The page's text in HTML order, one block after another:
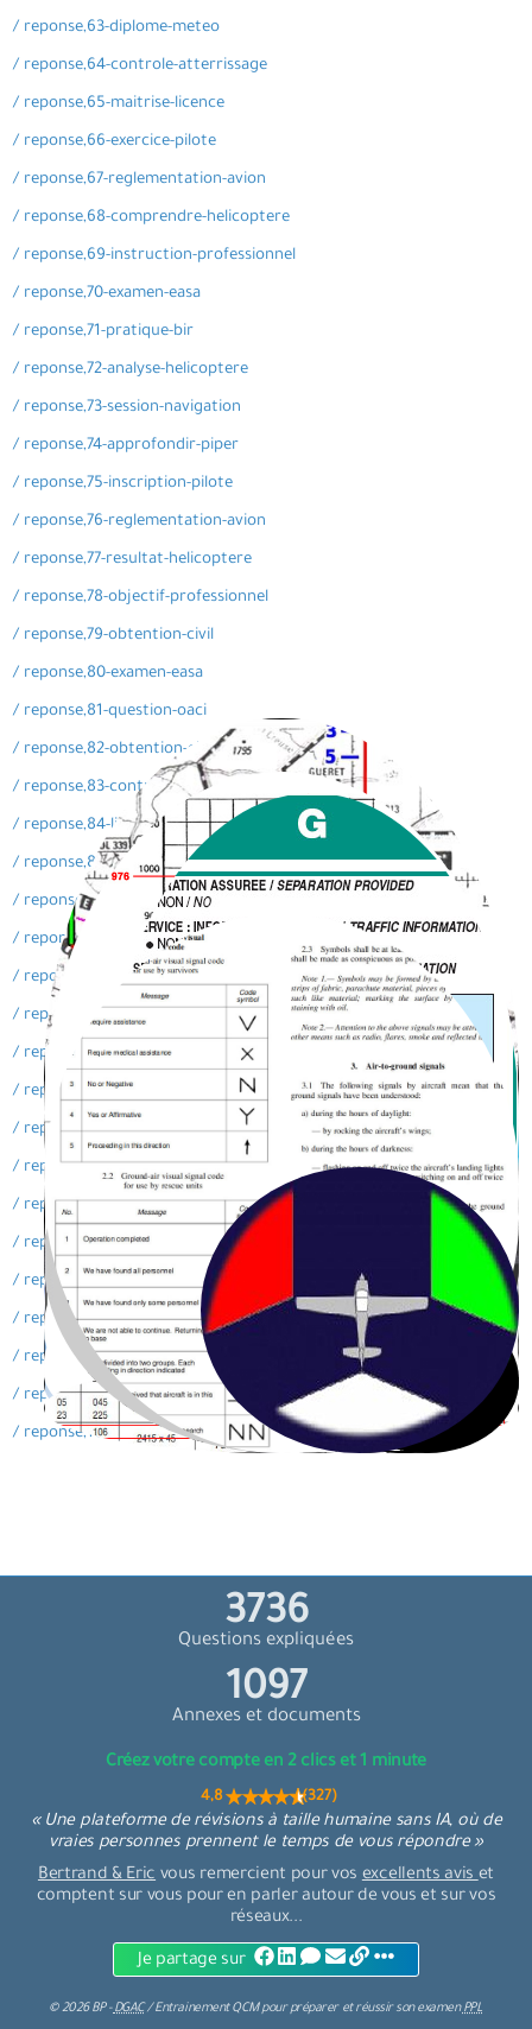
/ reponse,63-diplome-meteo
/ reponse,64-controle-atterrissage
/ reponse,65-maitrise-licence
/ reponse,66-exercice-pilote
/ reponse,67-reglementation-avion
/ reponse,68-comprendre-helicoptere
/ reponse,69-instruction-professionnel
/ reponse,70-examen-easa
/ reponse,71-pratique-bir
/ reponse,72-analyse-helicoptere
/ reponse,73-session-navigation
/ reponse,74-approfondir-piper
/ reponse,75-inscription-pilote
/ reponse,76-reglementation-avion
/ reponse,77-resultat-helicoptere
/ reponse,78-objectif-professionnel
/ reponse,79-obtention-civil
/ reponse,80-examen-easa
/ reponse,81-question-oaci
/ reponse,82-obtention-civil
/ reponse,83-controle-atterrissage
/ reponse,84-licence-diamond
/ reponse,85-connaissances-avion
/ reponse,86-comprendre-helicoptere
/ reponse,87-objectif-professionnel
/ reponse,88-obtention-civil
/ reponse,89-validation-vol
/ reponse,90-examen-easa
/ reponse,91-niveau-sep
/ reponse,92-diplome-meteo
/ reponse,93-candidat-cessna
/ reponse,94-exercice-avion
/ reponse,95-attestation-helicoptere
/ reponse,96-instruction-professionnel
/ reponse,97-obtention-civil
/ reponse,98-validation-vol
/ reponse,99-diplome-meteo
/ reponse,100-examen-easa
4230
Questions expliquées
1242
Annexes et documents
Créez votre compte en 2 clics et 1 minute
4,8 (327)
« Une plateforme de révisions à taille humaine sans IA, où de
vraies personnes prennent le temps de vous répondre »
Bertrand & Eric vous remercient pour vosexcellents aviset
comptent sur vous pour en parler autour de vous et sur vos
réseaux...
Je partage sur
©2026BP -DGAC/Entrainement QCMpourpréparer et réussir son examenPPL